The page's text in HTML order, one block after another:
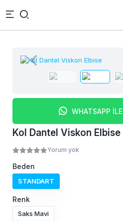
WHATSAPP
Kol Dantel Viskon Elbise
Yorum yok
Beden
STANDART
Renk
Saks Mavi